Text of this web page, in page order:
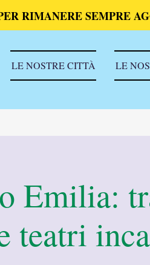
RIMANERE SEMPRE
LE NOSTRE CITTÀ LE
Emilia:
teatri